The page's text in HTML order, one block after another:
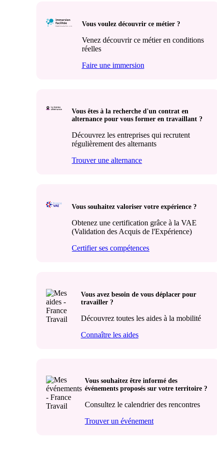
Vous voulez découvrir ce métier ?
Venez découvrir ce métier en conditions
réelles
Faire une immersion
Vous êtes à la recherche d'un contrat en
alternance pour vous former en travaillant ?
Découvrez les entreprises qui recrutent
régulièrement des alternants
Trouver une alternance
Vous souhaitez valoriser votre expérience ?
Obtenez une certification grâce à la VAE
(Validation des Acquis de l'Expérience)
Certifier ses compétences
Vous avez besoin de vous déplacer pour
travailler ?
Découvrez toutes les aides à la mobilité
Connaître les aides
Vous souhaitez être informé des
événements proposés sur votre territoire ?
Consultez le calendrier des rencontres
Trouver un événement